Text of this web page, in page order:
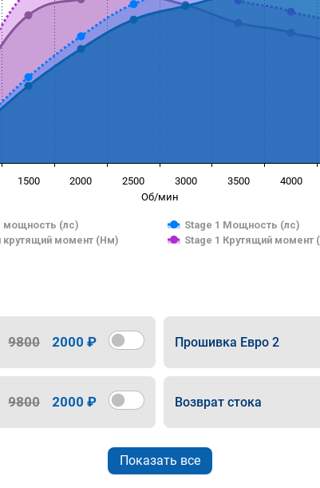
Об/мин
мощность (лс)
Stage 1 Мощность (лс)
крутящий момент (Нм)
Stage 1 Крутящий момент
1500 2000 2500 3000 3500 4000
9800 2000 ₽ Прошивка Евро 2
9800 2000 ₽ Возврат стока
Показать все